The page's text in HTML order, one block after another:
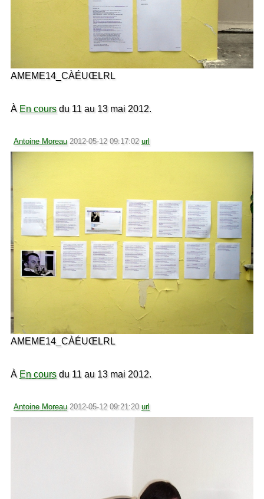
AMEME14_CÀÉUŒLRL
À En coursdu 11 au 13 mai 2012.
Antoine Moreau 2012-05-12 09:17:02 url
AMEME14_CÀÉUŒLRL
À En coursdu 11 au 13 mai 2012.
Antoine Moreau 2012-05-12 09:21:20 url